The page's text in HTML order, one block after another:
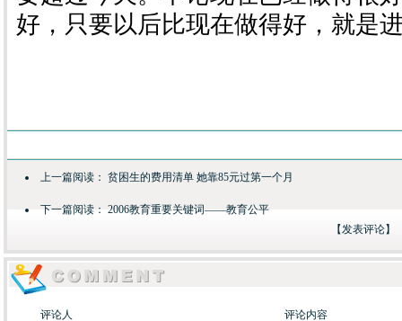
好，只要以后比现在做得好，就是
上一篇阅读： 贫困生的费用清单 她靠85元过第一个月
下一篇阅读： 2006教育重要关键词――教育公平
【发表评论】
评论人 评论内容